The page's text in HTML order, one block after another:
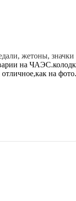
жетоны, значки
на
отличное,как на фото.